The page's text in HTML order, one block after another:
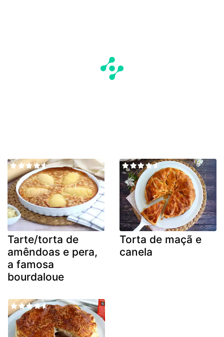
Tarte/torta de
amêndoas e pera,
a famosa
bourdaloue
Torta de maçã e
canela